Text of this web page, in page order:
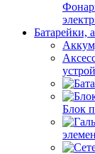
Батарейки,
Блок